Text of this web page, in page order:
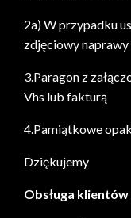
2a) W przypadku
zdjęciowy naprawy
3.Paragon z
Vhs lub fakturą
4.Pamiątkowe
Dziękujemy
Obsługa